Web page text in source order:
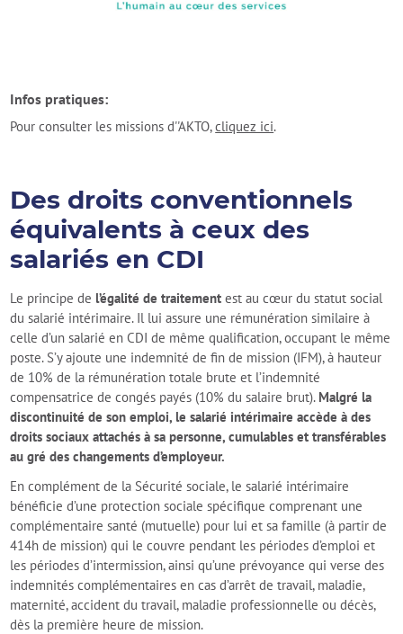
Infos pratiques:
Pour consulter les missions d''AKTO,cliquez ici.
Des droits conventionnels
équivalents à ceux des
salariés en CDI
Le principe de l’égalité de traitement est au cœur du statut social
du salarié intérimaire. Il lui assure une rémunération similaire à
celle d’un salarié en CDI de même qualification, occupant le même
poste. S’y ajoute une indemnité de fin de mission (IFM), à hauteur
de 10% de la rémunération totale brute et l’indemnité
compensatrice de congés payés (10% du salaire brut). Malgré la
discontinuité de son emploi, le salarié intérimaire accède à des
droits sociaux attachés à sa personne, cumulables et transférables
au gré des changements d’employeur.
En complément de la Sécurité sociale, le salarié intérimaire
bénéficie d’une protection sociale spécifique comprenant une
complémentaire santé (mutuelle) pour lui et sa famille ​(à partir de
414h de mission) qui le couvre pendant les périodes d’emploi et
les périodes d’intermission, ainsi qu’une prévoyance qui verse des
indemnités complémentaires en cas d’arrêt de travail, maladie,
maternité, accident du travail, maladie professionnelle ou décès,
dès la première heure de mission.